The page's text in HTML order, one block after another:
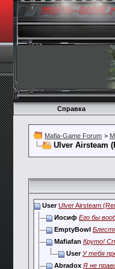
Справка
Mafia-Game Forum >
Ulver Airsteam
User Ulver Airsteam
Иосиф Его бы
EmptyBowl
Mafiafan Круто!
User У тебя
Abradox Я не